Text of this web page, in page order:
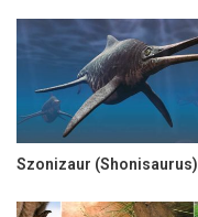
Szonizaur (Shonisaurus)